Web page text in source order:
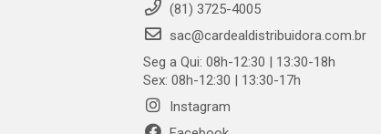
(81) 3725-4005
sac@cardealdistribuidora.com.br
Seg a Qui: 08h-12:30 | 13:30-18h
Sex: 08h-12:30 | 13:30-17h
Instagram